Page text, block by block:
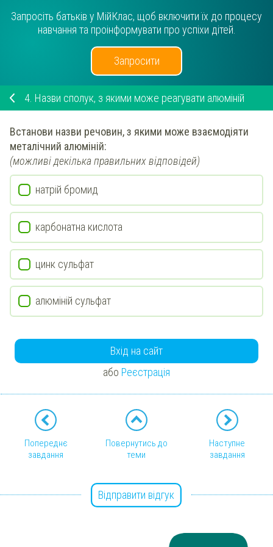
Запросіть батьків у МійКлас, щоб включити їх до процесу
навчання та проінформувати про успіхи дітей.
Запросити
4. Назви сполук, з якими може реагувати алюміній
Встанови назви речовин, з якими може взаємодіяти
металічний алюміній:
(можливі декілька правильних відповідей)
натрій бромид
карбонатна кислота
цинк сульфат
алюміній сульфат
Вхід на сайт
або Реєстрація
Попереднє
завдання
Повернутись до
теми
Наступне
завдання
Відправити відгук